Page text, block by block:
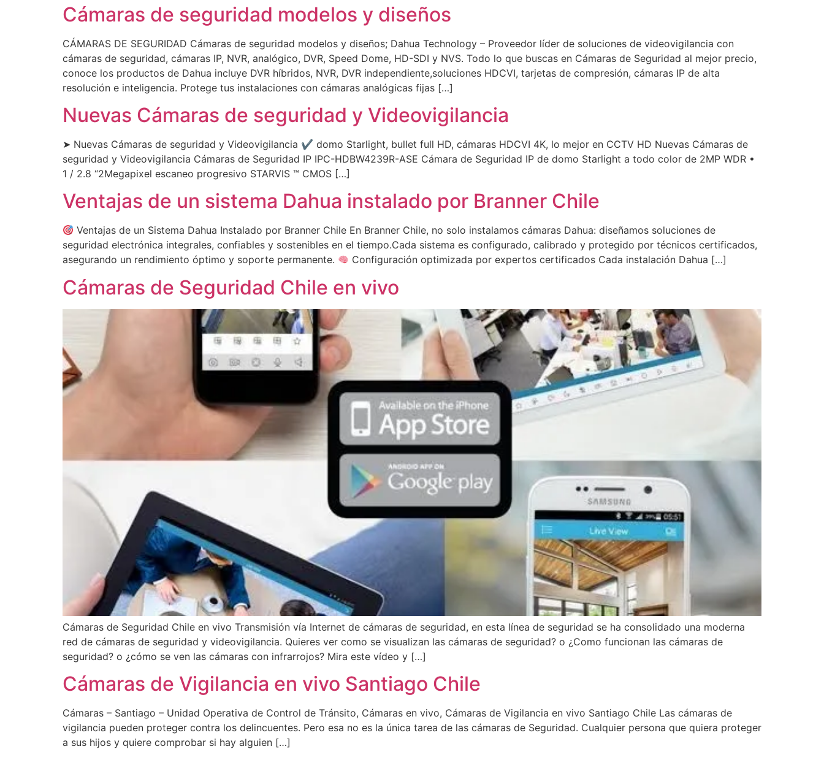
Cámaras de seguridad modelos y diseños
CÁMARAS DE SEGURIDAD Cámaras de seguridad modelos y diseños; Dahua Technology – Proveedor líder de soluciones de videovigilancia con
cámaras de seguridad, cámaras IP, NVR, analógico, DVR, Speed ​​Dome, HD-SDI y NVS. Todo lo que buscas en Cámaras de Seguridad al mejor precio,
conoce los productos de Dahua incluye DVR híbridos, NVR, DVR independiente,soluciones HDCVI, tarjetas de compresión, cámaras IP de alta
resolución e inteligencia. Protege tus instalaciones con cámaras analógicas fijas […]
Nuevas Cámaras de seguridad y Videovigilancia
➤ Nuevas Cámaras de seguridad y Videovigilancia ✔ domo Starlight, bullet full HD, cámaras HDCVI 4K, lo mejor en CCTV HD Nuevas Cámaras de
seguridad y Videovigilancia Cámaras de Seguridad IP IPC-HDBW4239R-ASE Cámara de Seguridad IP de domo Starlight a todo color de 2MP WDR •
1 / 2.8 “2Megapixel escaneo progresivo STARVIS ™ CMOS […]
Ventajas de un sistema Dahua instalado por Branner Chile
Ventajas de un Sistema Dahua Instalado por Branner Chile En Branner Chile, no solo instalamos cámaras Dahua: diseñamos soluciones de
seguridad electrónica integrales, confiables y sostenibles en el tiempo.Cada sistema es configurado, calibrado y protegido por técnicos certificados,
asegurando un rendimiento óptimo y soporte permanente.
Configuración optimizada por expertos certificados Cada instalación Dahua […]
Cámaras de Seguridad Chile en vivo
Cámaras de Seguridad Chile en vivo Transmisión vía Internet de cámaras de seguridad, en esta línea de seguridad se ha consolidado una moderna
red de cámaras de seguridad y videovigilancia. Quieres ver como se visualizan las cámaras de seguridad? o ¿Como funcionan las cámaras de
seguridad? o ¿cómo se ven las cámaras con infrarrojos? Mira este vídeo y […]
Cámaras de Vigilancia en vivo Santiago Chile
Cámaras – Santiago – Unidad Operativa de Control de Tránsito, Cámaras en vivo, Cámaras de Vigilancia en vivo Santiago Chile Las cámaras de
vigilancia pueden proteger contra los delincuentes. Pero esa no es la única tarea de las cámaras de Seguridad. Cualquier persona que quiera proteger
a sus hijos y quiere comprobar si hay alguien […]